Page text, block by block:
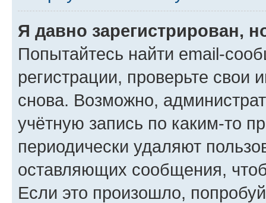
Я давно зарегистрирован,
Попытайтесь найти email-
регистрации, проверьте свои
снова. Возможно,
учётную запись по каким-то
периодически удаляют
оставляющих сообщения,
Если это произошло,